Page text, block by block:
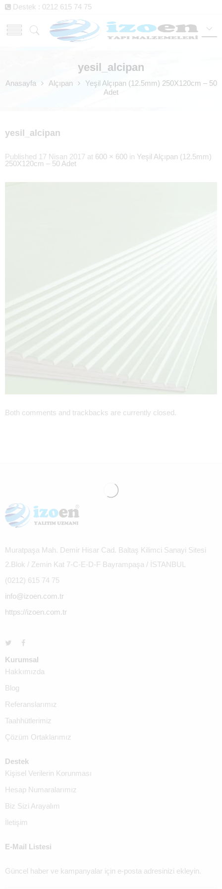
Destek : 0212 615 74 75
yesil_alcipan
Anasayfa Alçıpan
Yeşil Alçıpan (12.5mm) 250X120cm – 50
Adet
yesil_alcipan
Published 17 Nisan 2017 at 600 × 600 in Yeşil Alçıpan (12.5mm)
250X120cm – 50 Adet
Both comments and trackbacks are currently closed.
Muratpaşa Mah. Demir Hisar Cad. Baltaş Kilimci Sanayi Sitesi
2.Blok / Zemin Kat 7-C-E-D-F Bayrampaşa / İSTANBUL
(0212) 615 74 75
info@izoen.com.tr
https://izoen.com.tr
Kurumsal
Hakkımızda
Blog
Referanslarımız
Taahhütlerimiz
Çözüm Ortaklarımız
Destek
Kişisel Verilerin Korunması
Hesap Numaralarımız
Biz Sizi Arayalım
İletişim
E-Mail Listesi
Güncel haber ve kampanyalar için e-posta adresinizi ekleyin.